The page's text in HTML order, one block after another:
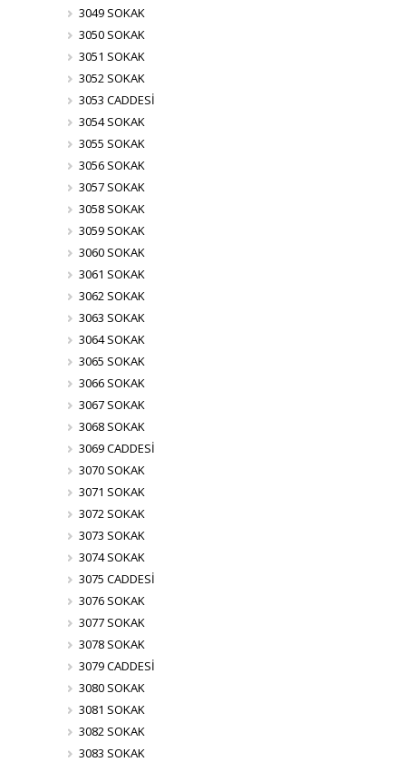
3049 SOKAK
3050 SOKAK
3051 SOKAK
3052 SOKAK
3053 CADDESİ
3054 SOKAK
3055 SOKAK
3056 SOKAK
3057 SOKAK
3058 SOKAK
3059 SOKAK
3060 SOKAK
3061 SOKAK
3062 SOKAK
3063 SOKAK
3064 SOKAK
3065 SOKAK
3066 SOKAK
3067 SOKAK
3068 SOKAK
3069 CADDESİ
3070 SOKAK
3071 SOKAK
3072 SOKAK
3073 SOKAK
3074 SOKAK
3075 CADDESİ
3076 SOKAK
3077 SOKAK
3078 SOKAK
3079 CADDESİ
3080 SOKAK
3081 SOKAK
3082 SOKAK
3083 SOKAK